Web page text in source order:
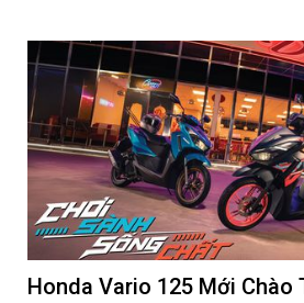
Honda Vario 125 Mới Chào